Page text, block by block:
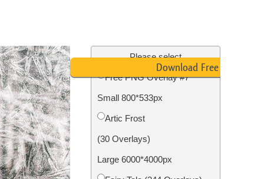
Foto restaurering
Please select
Free PNG Overlay #7
Small 800*533px
Artic Frost
(30 Overlays)
Large 6000*4000px
Download Free PNG